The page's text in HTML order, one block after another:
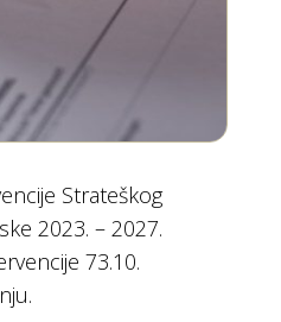
Strateškog
2023. – 2027.
73.10.